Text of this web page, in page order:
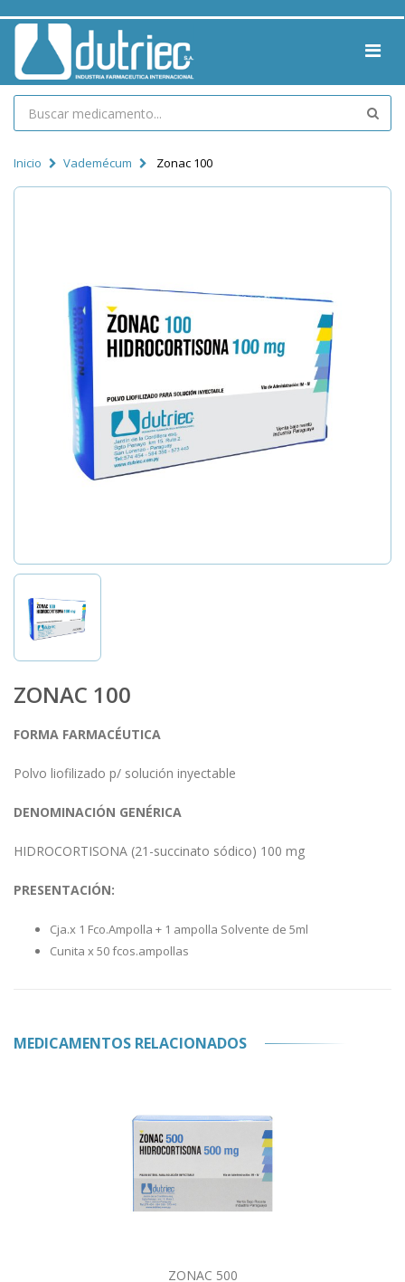
Inicio Vademécum Zonac 100
ZONAC 100
FORMA FARMACÉUTICA
Polvo liofilizado p/ solución inyectable
DENOMINACIÓN GENÉRICA
HIDROCORTISONA (21-succinato sódico) 100 mg
PRESENTACIÓN:
Cja.x 1 Fco.Ampolla + 1 ampolla Solvente de 5ml
Cunita x 50 fcos.ampollas
MEDICAMENTOS RELACIONADOS
ZONAC 500